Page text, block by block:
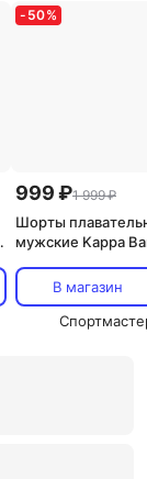
- 50%
999 ₽1 999 ₽
Шорты
мужские Kappa
В магазин